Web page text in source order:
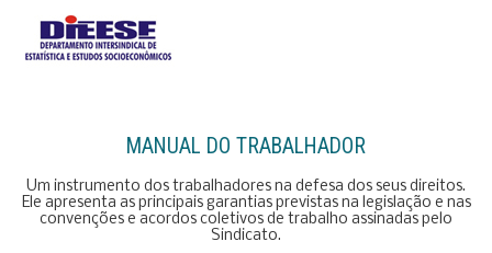
MANUAL DO TRABALHADOR
Um instrumento dos trabalhadores na defesa dos seus direitos.
Ele apresenta as principais garantias previstas na legislação e nas
convenções e acordos coletivos de trabalho assinadas pelo
Sindicato.